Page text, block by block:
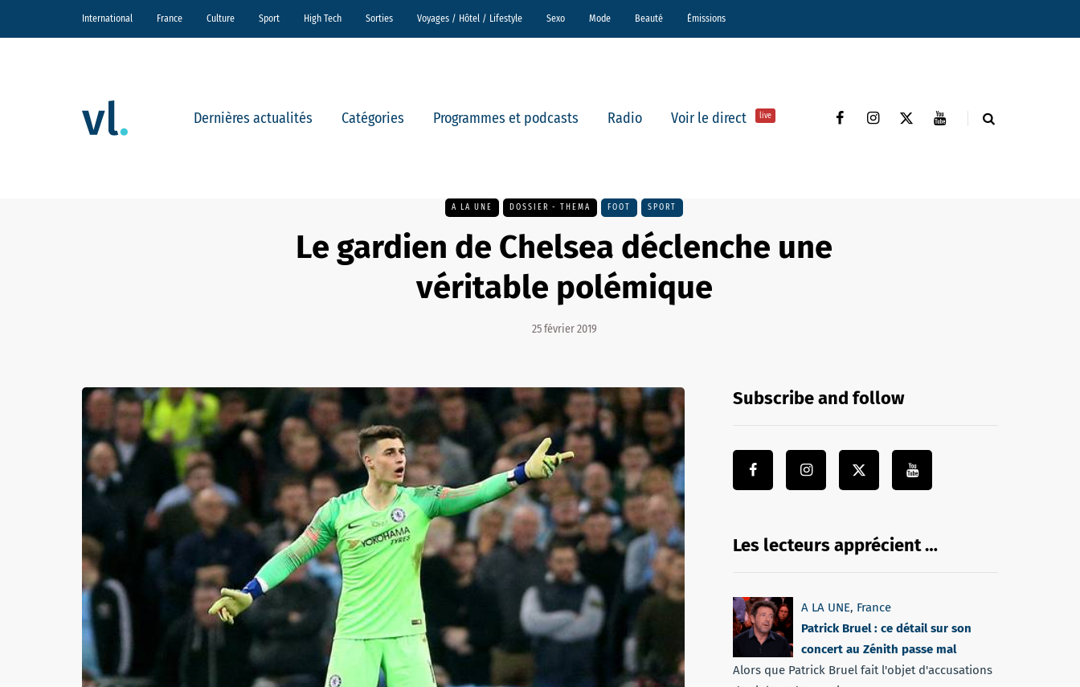
International France Culture Sport High Tech Sorties Voyages / Hôtel / Lifestyle Sexo Mode Beauté Émissions
Dernières actualités Catégories Programmes et podcasts Radio Voir le direct live
A LA UNE DOSSIER - THEMA FOOT SPORT
Le gardien de Chelsea déclenche une
véritable polémique
25 février 2019
Subscribe and follow
Les lecteurs apprécient …
A LA UNE, France
Patrick Bruel : ce détail sur son
concert au Zénith passe mal
Alors que Patrick Bruel fait l'objet d'accusations